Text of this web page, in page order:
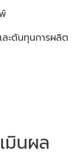
ะต้นทุนการผลิต
มินผล